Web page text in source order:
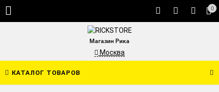
0
Магазин Рика
Москва
КАТАЛОГ ТОВАРОВ